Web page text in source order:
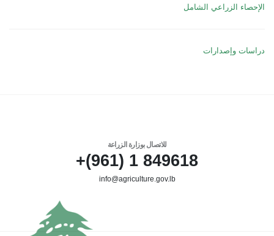
الإحصاء الزراعي الشامل
دراسات وإصدارات
للاتصال بوزارة الزراعة
849618 1 (961)+
info@agriculture.gov.lb